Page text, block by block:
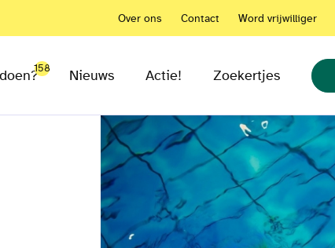
Over ons Contact Word vrijwilliger
158 Nieuws Actie! Zoekertjes